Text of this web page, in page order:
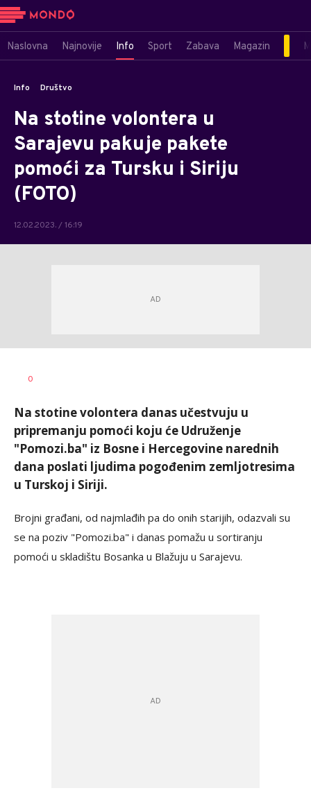
Naslovna Najnovije Info Sport Zabava Magazin
Info Društvo
Na stotine volontera u
Sarajevu pakuje pakete
pomoći za Tursku i Siriju
(FOTO)
12.02.2023. / 16:19
AUTOR
0
Na stotine volontera danas učestvuju u
pripremanju pomoći koju će Udruženje
"Pomozi.ba" iz Bosne i Hercegovine narednih
dana poslati ljudima pogođenim zemljotresima
u Turskoj i Siriji.
Brojni građani, od najmlađih pa do onih starijih, odazvali su
se na poziv "Pomozi.ba" i danas pomažu u sortiranju
pomoći u skladištu Bosanka u Blažuju u Sarajevu.